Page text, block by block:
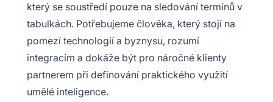
který se soustředí pouze na sledování termínů v
tabulkách. Potřebujeme člověka, který stojí na
pomezí technologií a byznysu, rozumí
integracím a dokáže být pro náročné klienty
partnerem při definování praktického využití
umělé inteligence.